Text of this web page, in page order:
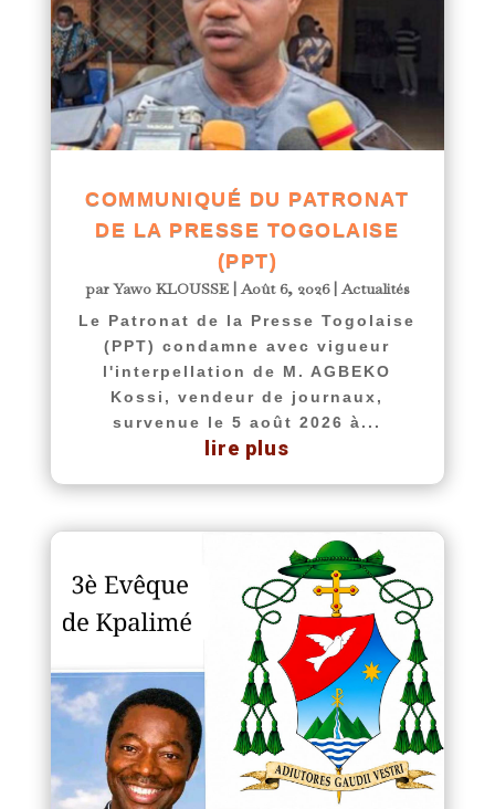
COMMUNIQUÉ DU PATRONAT
DE LA PRESSE TOGOLAISE
(PPT)
parYawo KLOUSSE|Août 6, 2026|Actualités
Le Patronat de la Presse Togolaise
(PPT) condamne avec vigueur
l'interpellation de M. AGBEKO
Kossi, vendeur de journaux,
survenue le 5 août 2026 à...
lire plus